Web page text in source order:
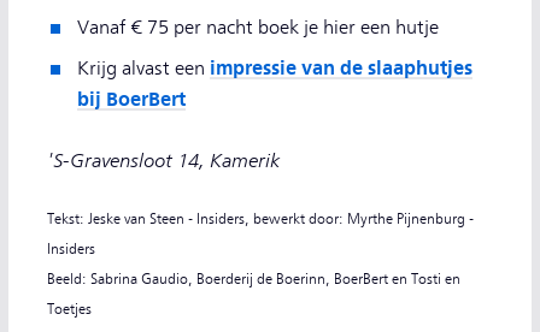
Vanaf € 75 per nacht boek je hier een hutje
Krijg alvast een impressie van de slaaphutjes
bij BoerBert
'S-Gravensloot 14, Kamerik
Tekst: Jeske van Steen - Insiders, bewerkt door: Myrthe Pijnenburg -
Insiders
Beeld: Sabrina Gaudio, Boerderij de Boerinn, BoerBert en Tosti en
Toetjes